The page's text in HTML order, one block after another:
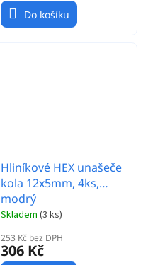
Do košíku
Hliníkové HEX unašeče
kola 12x5mm, 4ks,
modrý
Skladem (3 ks)
253 Kč bez DPH
306 Kč